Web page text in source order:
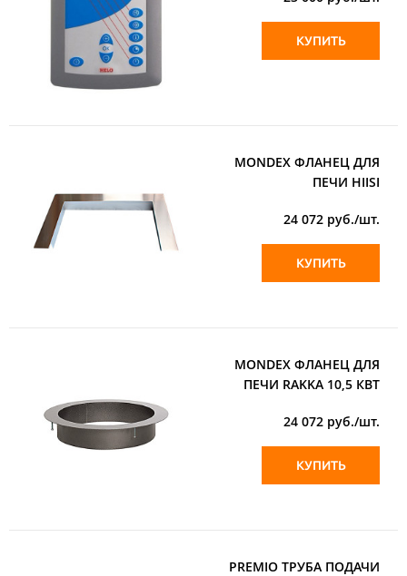
КУПИТЬ
MONDEX ФЛАНЕЦ ДЛЯ
ПЕЧИ HIISI
24 072 руб./шт.
КУПИТЬ
MONDEX ФЛАНЕЦ ДЛЯ
ПЕЧИ RAKKA 10,5 КВТ
24 072 руб./шт.
КУПИТЬ
PREMIO ТРУБА ПОДАЧИ